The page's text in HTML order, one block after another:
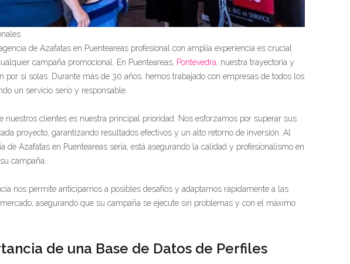
de Azafatas en Puenteareas profesional con amplia experiencia es crucial
campaña promocional. En Puenteareas, Pontevedra , nuestra trayectoria y
por sí solas. Durante más de 30 años, hemos trabajado con empresas de todos los
un servicio serio y responsable.
nuestros clientes es nuestra principal prioridad. Nos esforzamos por superar sus
proyecto, garantizando resultados efectivos y un alto retorno de inversión. Al
de Azafatas en Puenteareas seria, está asegurando la calidad y profesionalismo en
campaña.
nos permite anticiparnos a posibles desafíos y adaptarnos rápidamente a las
asegurando que su campaña se ejecute sin problemas y con el máximo
de una Base de Datos de Perfiles